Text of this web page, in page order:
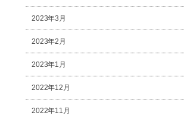
2023年3月
2023年2月
2023年1月
2022年12月
2022年11月